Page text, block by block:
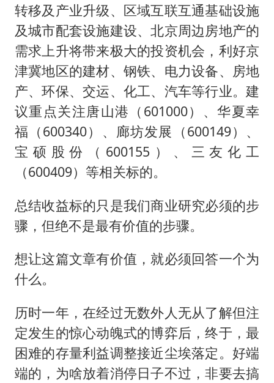
转移及产业升级、区域互联互通基础设施
及城市配套设施建设、北京周边房地产的
需求上升将带来极大的投资机会，利好京
津冀地区的建材、钢铁、电力设备、房地
产、环保、交运、化工、汽车等行业。建
议重点关注唐山港（601000）、华夏幸
福（600340）、廊坊发展（600149）、
宝硕股份（600155）、三友化工
（600409）等相关标的。
总结收益标的只是我们商业研究必须的步
骤，但绝不是最有价值的步骤。
想让这篇文章有价值，就必须回答一个为
什么。
历时一年，在经过无数外人无从了解但注
定发生的惊心动魄式的博弈后，终于，最
困难的存量利益调整接近尘埃落定。好端
端的，为啥放着消停日子不过，非要去搞